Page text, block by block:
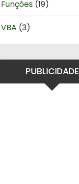
Funções (19)
VBA (3)
PUBLICIDADE